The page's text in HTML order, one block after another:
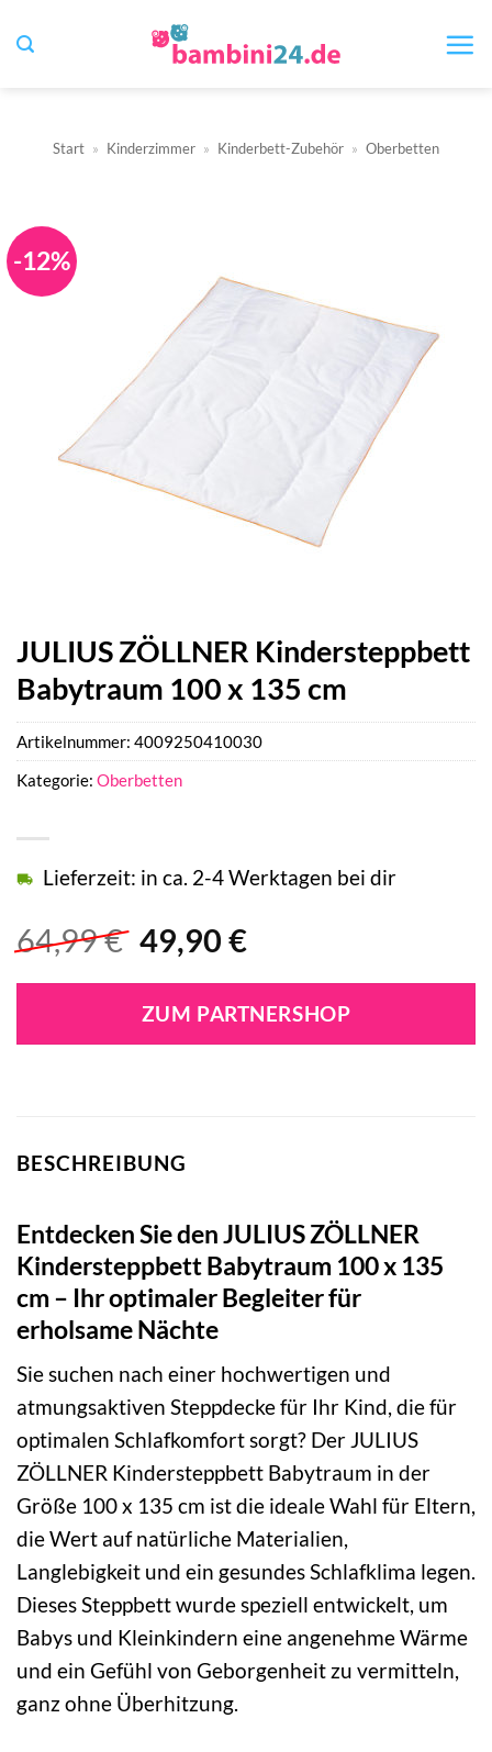
Inhalt
Start » Kinderzimmer » Kinderbett-Zubehör » Oberbetten
-12%
JULIUS ZÖLLNER Kindersteppbett
Babytraum 100 x 135 cm
64,99€ Ursprünglicher
war:
64,99 €
49,90 €Aktueller
ist:
49,90 €.
Lieferzeit: in ca. 2-4 Werktagen bei dir
ZUM PARTNERSHOP
Artikelnummer: 4009250410030
Kategorie: Oberbetten
BESCHREIBUNG
Entdecken Sie den JULIUS ZÖLLNER
Kindersteppbett Babytraum 100 x 135
cm – Ihr optimaler Begleiter für
erholsame Nächte
Sie suchen nach einer hochwertigen und
atmungsaktiven Steppdecke für Ihr Kind, die für
optimalen Schlafkomfort sorgt? Der JULIUS
ZÖLLNER Kindersteppbett Babytraum in der
Größe 100 x 135 cm ist die ideale Wahl für Eltern,
die Wert auf natürliche Materialien,
Langlebigkeit und ein gesundes Schlafklima legen.
Dieses Steppbett wurde speziell entwickelt, um
Babys und Kleinkindern eine angenehme Wärme
und ein Gefühl von Geborgenheit zu vermitteln,
ganz ohne Überhitzung.